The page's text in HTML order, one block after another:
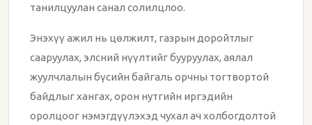
танилцуулан санал солилцлоо.
Энэхүү ажил нь цөлжилт, газрын доройтлыг
сааруулах, элсний нүүлтийг бууруулах, аялал
жуулчлалын бүсийн байгаль орчны тогтвортой
байдлыг хангах, орон нутгийн иргэдийн
оролцоог нэмэгдүүлэхэд чухал ач холбогдолтой